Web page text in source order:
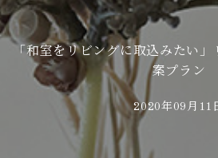
「和室をリビングに取込みたい
案プラン
2020年09月11